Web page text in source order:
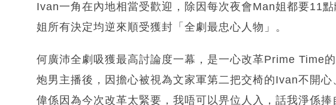
Ivan一角在內地相當受歡迎，除因每次夜會Man姐都要11
姐所有決定均逆來順受獲封「全劇最忠心人物」。
何廣沛全劇吸獲最高討論度一幕，是一心改革Prime Time
炮男主播後，因擔心被視為文家軍第二把交椅的Ivan不開
偉係因為今次改革太緊要，我唔可以畀位人入，話我淨係